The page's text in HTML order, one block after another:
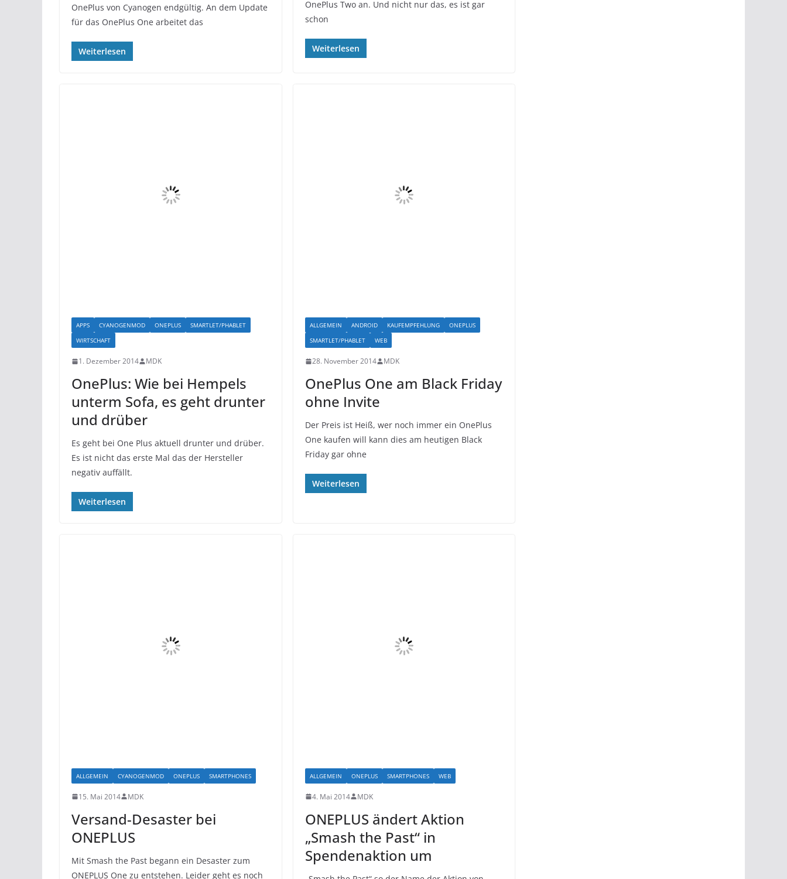
OnePlus von Cyanogen endgültig. An dem Update
für das OnePlus One arbeitet das
Weiterlesen
OnePlus Two an. Und nicht nur das, es ist gar
schon
Weiterlesen
APPS CYANOGENMOD ONEPLUS
SMARTLET/PHABLET
WIRTSCHAFT
1. Dezember 2014 MDK
OnePlus: Wie bei Hempels
unterm Sofa, es geht drunter
und drüber
Es geht bei One Plus aktuell drunter und drüber.
Es ist nicht das erste Mal das der Hersteller
negativ auffällt.
Weiterlesen
ALLGEMEIN ANDROID KAUFEMPFEHLUNG
ONEPLUS
SMARTLET/PHABLET
WEB
28. November 2014 MDK
OnePlus One am Black Friday
ohne Invite
Der Preis ist Heiß, wer noch immer ein OnePlus
One kaufen will kann dies am heutigen Black
Friday gar ohne
Weiterlesen
ALLGEMEIN CYANOGENMOD ONEPLUS SMARTPHONES
15. Mai 2014 MDK
Versand-Desaster bei
ONEPLUS
Mit Smash the Past begann ein Desaster zum
ONEPLUS One zu entstehen. Leider geht es noch
ALLGEMEIN ONEPLUS SMARTPHONES WEB
4. Mai 2014 MDK
ONEPLUS ändert Aktion
„Smash the Past“ in
Spendenaktion um